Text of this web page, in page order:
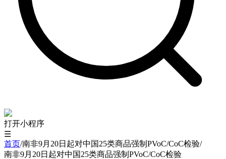
打开小程序
☰
首页/南非9月20日起对中国25类商品强制PVoC/CoC检验/
南非9月20日起对中国25类商品强制PVoC/CoC检验